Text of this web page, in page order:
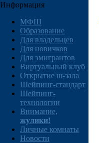
Информация
МФШ
Образование
Для владельцев
Для новичков
Для эмигрантов
Виртуальный клуб
Открытие ш-зала
Шейпинг-стандарт
Шейпинг-
технологии
Внимание,
жулики!
Личные комнаты
Новости